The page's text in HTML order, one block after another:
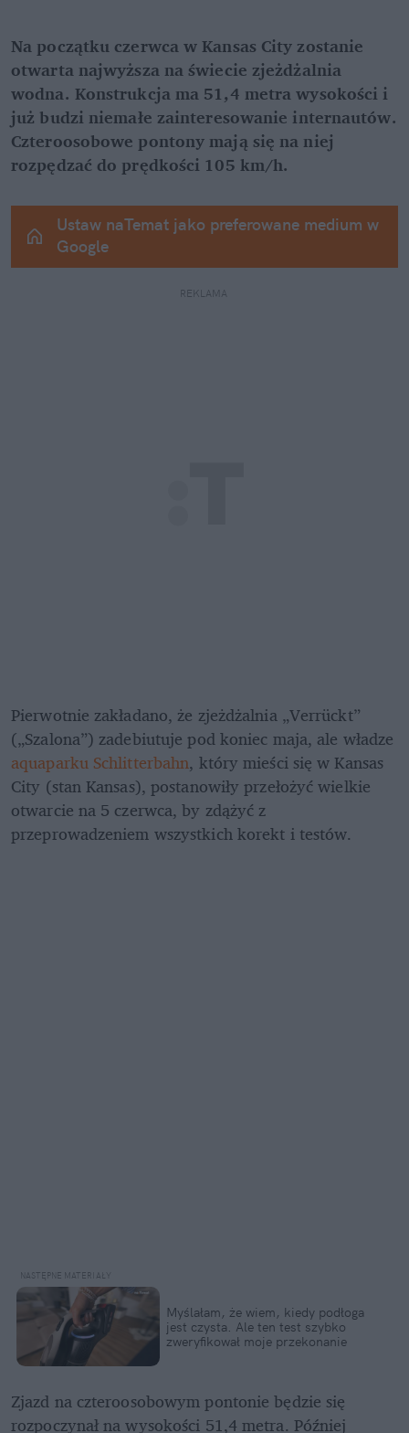
Na początku czerwca w Kansas City zostanie
otwarta najwyższa na świecie zjeżdżalnia
wodna. Konstrukcja ma 51,4 metra wysokości i
już budzi niemałe zainteresowanie internautów.
Czteroosobowe pontony mają się na niej
rozpędzać do prędkości 105 km/h.
Ustaw naTemat jako preferowane medium w
Google
REKLAMA
Pierwotnie zakładano, że zjeżdżalnia „Verrückt”
aquaparku Schlitterbahn, który mieści się w Kansas
City (stan Kansas), postanowiły przełożyć wielkie
otwarcie na 5 czerwca, by zdążyć z
przeprowadzeniem wszystkich korekt i testów.
Myślałam, że wiem, kiedy podłoga
jest czysta. Ale ten test szybko
zweryfikował moje przekonanie
Zjazd na czteroosobowym pontonie będzie się
rozpoczynał na wysokości 51,4 metra. Później